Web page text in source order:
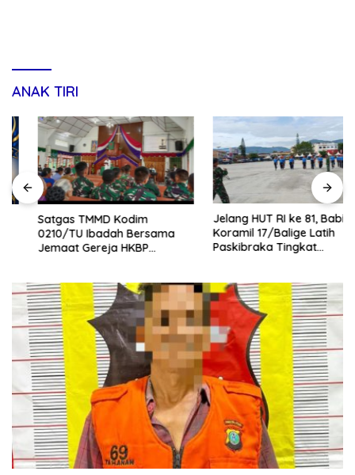
ANAK TIRI
Satgas TMMD Kodim
0210/TU Ibadah Bersama
Jemaat Gereja HKBP
Jelang HUT RI ke 81, Babinsa
Koramil 17/Balige Latih
Paskibraka Tingkat